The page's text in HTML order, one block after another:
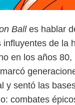
Ball es hablar
influyentes de la
en los años
y sentó las
combates